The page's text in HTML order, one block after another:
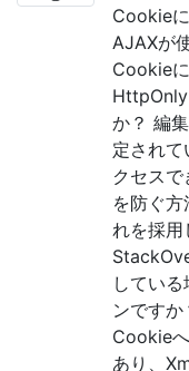
Cookie
AJAXが
Cookie
か？ 編
定され
クセス
を防ぐ
れを採用
してい
ンです
Cookie
あり、